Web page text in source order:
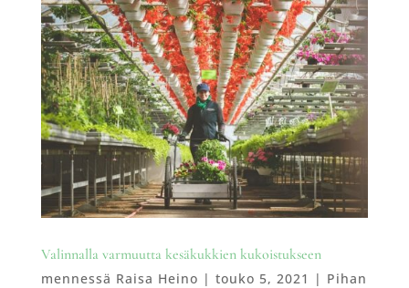
Valinnalla varmuutta kesäkukkien kukoistukseen
mennessä Raisa Heino | touko 5, 2021 | Pihan